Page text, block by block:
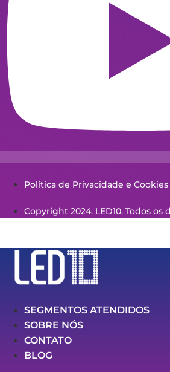
Política de Privacidade e Cookies
Copyright 2024. LED10. Todos os
SEGMENTOS ATENDIDOS
SOBRE NÓS
CONTATO
BLOG